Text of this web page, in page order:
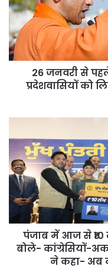
CM
आदित्यनाथ
जी
ने
प्रदेशवासियों
तक
का
किया
जिक्र
26 जनवरी से
प्रदेशवासियों को
से
₹10
लाख
तक
इलाज:CM
बोले-
पंजाब में आज से
बोले- कांग्रेसियों-
ने कहा- अब